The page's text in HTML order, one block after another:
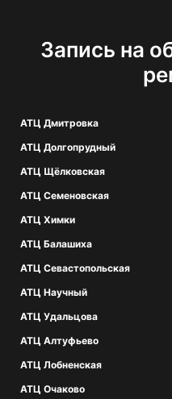
Запись на
АТЦ Дмитровка
АТЦ Долгопрудный
АТЦ Щёлковская
АТЦ Семеновская
АТЦ Химки
АТЦ Балашиха
АТЦ Севастопольская
АТЦ Научный
АТЦ Удальцова
АТЦ Алтуфьево
АТЦ Лобненская
АТЦ Очаково